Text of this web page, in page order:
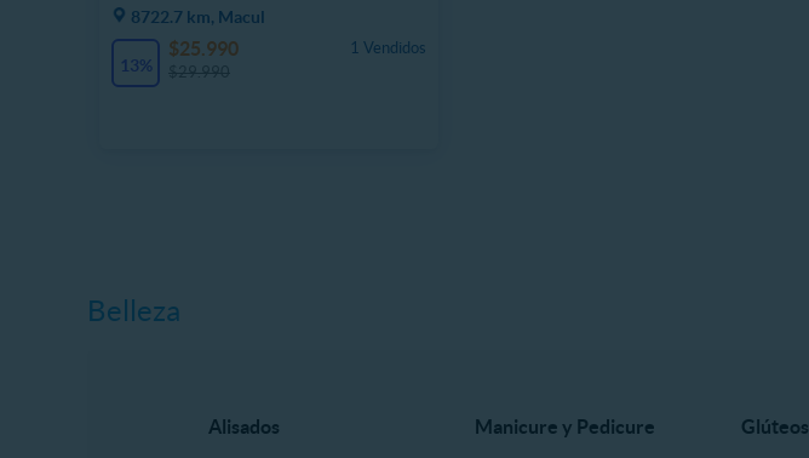
8722.7 km, Macul
13%
1 Vendidos
$25.990
Belleza
Alisados Manicure y Pedicure Glúteos